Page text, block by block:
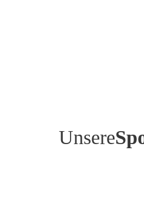
Unsere